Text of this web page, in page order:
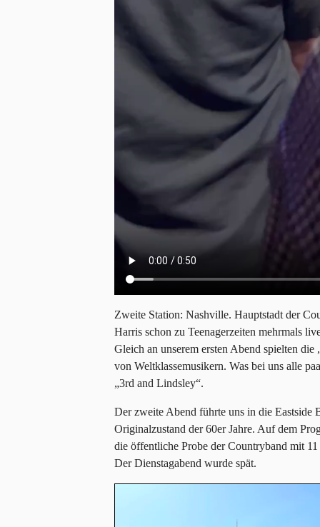
Zweite Station: Nashville. Hauptstadt der
Harris schon zu Teenagerzeiten mehrmals
Gleich an unserem ersten Abend spielten
von Weltklassemusikern. Was bei uns alle
„3rd and Lindsley“.
Der zweite Abend führte uns in die
Originalzustand der 60er Jahre. Auf dem
die öffentliche Probe der Countryband mit
Der Dienstagabend wurde spät.